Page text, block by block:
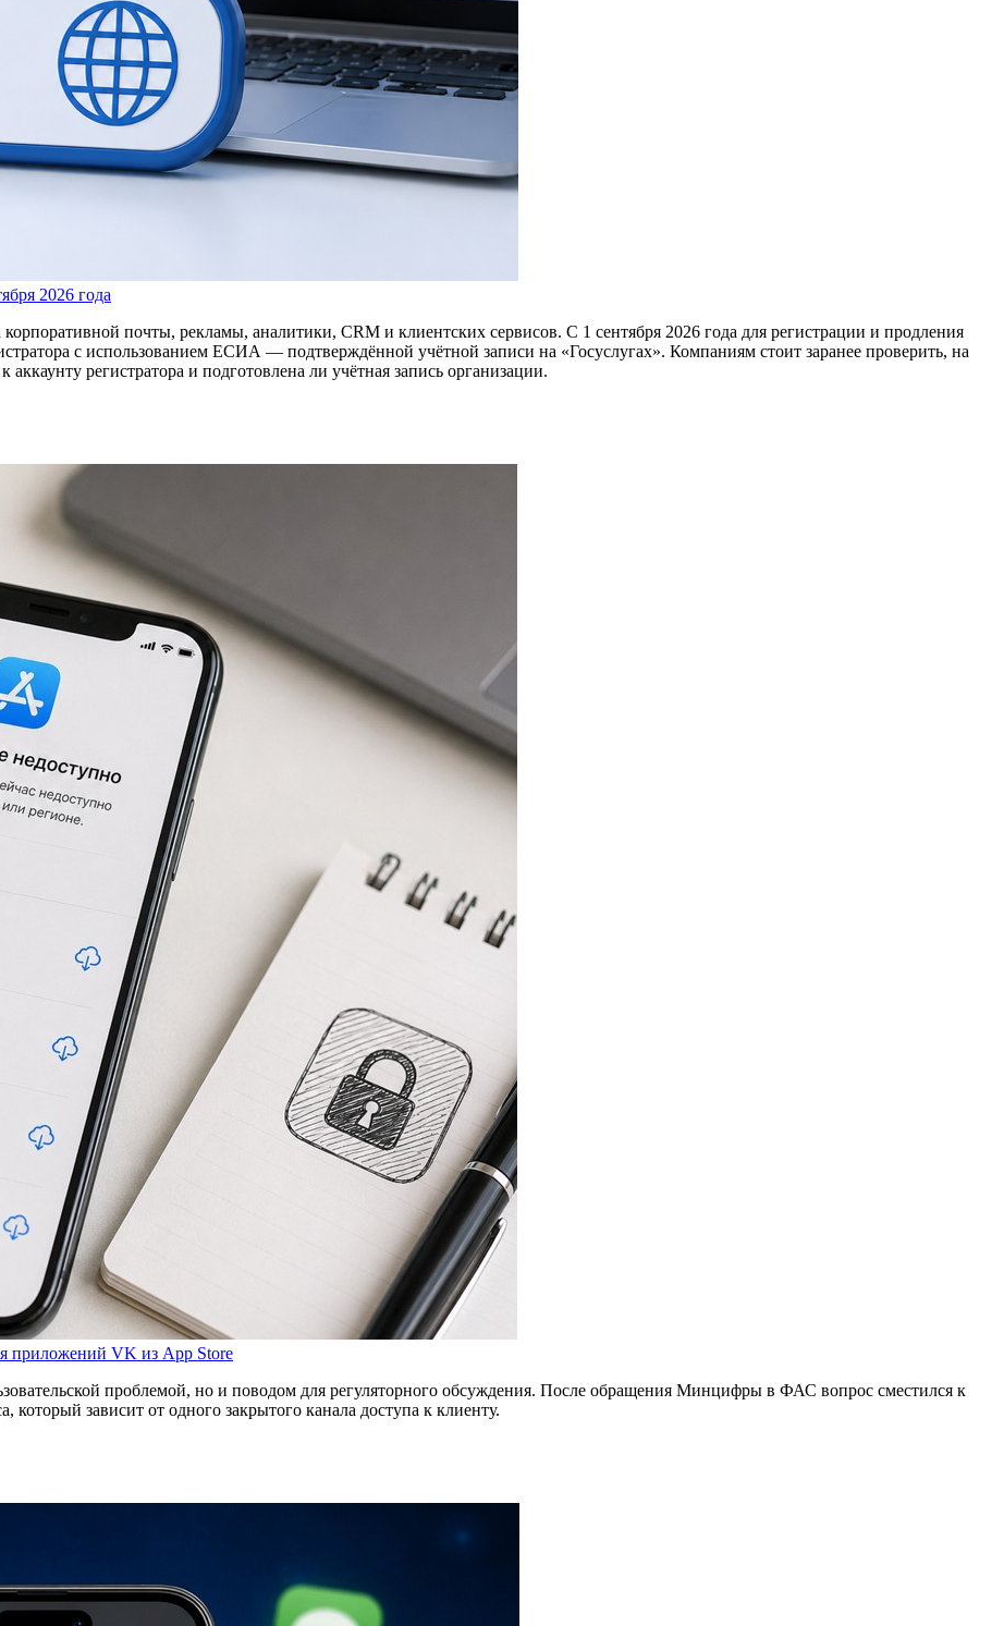
2026 года
корпоративной почты, рекламы, аналитики, CRM и клиентских сервисов. С 1 сентября 2026 года для регистрации и продления
с использованием ЕСИА — подтверждённой учётной записи на «Госуслугах». Компаниям стоит заранее проверить, на
регистратора и подготовлена ли учётная запись организации.
приложений VK из App Store
проблемой, но и поводом для регуляторного обсуждения. После обращения Минцифры в ФАС вопрос сместился к
который зависит от одного закрытого канала доступа к клиенту.